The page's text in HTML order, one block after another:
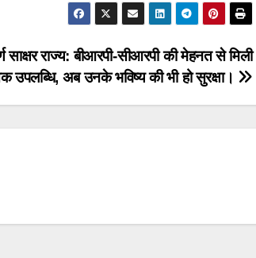
साक्षर राज्य: बीआरपी-सीआरपी की मेहनत से मिली
उपलब्धि, अब उनके भविष्य की भी हो सुरक्षा।